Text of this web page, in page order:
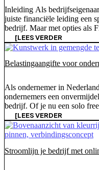
Inleiding Als
juiste financiële leiding een
bedrijf. Maar met opties als
Directeur (CFO) en
je past? Deze gids geeft
[LEES VERDER
Belastingaangifte voor
Als ondernemer in
ondernemers een
bedrijf. Of je nu een solo
kleine tot middelgrote
personeelsbestand, of een
van het voldoen aan je
[LEES VERDER
Stroomlijn je bedrijf met